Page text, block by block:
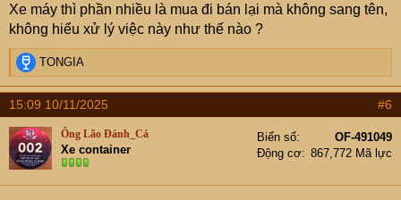
Xe máy thì phần nhiều là mua đi bán lại mà không sang tên,
không hiểu xử lý việc này như thế nào ?
R
e
a
c
t
i
o
n
s
TONGIA
15:09 10/11/2025 #6
Ông Lão Đánh_Cá
Xe container
Biển số
OF-491049
Động cơ
867,772 Mã lực